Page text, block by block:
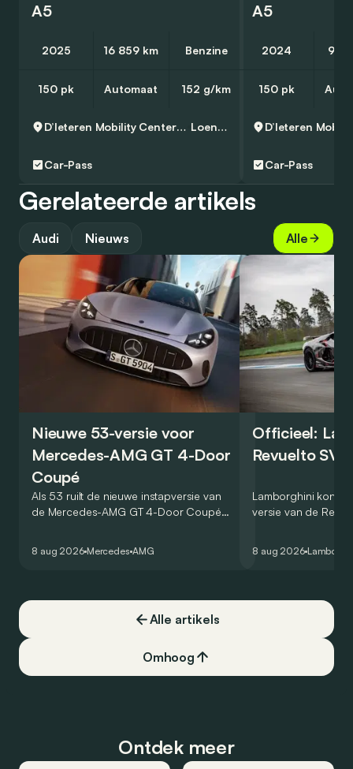
A5
2025 16 859 km Benzine
150 pk Automaat 152 g/km
D’Ieteren Mobility Center Loenhout Loenhout
Car-Pass
A5
2024 9
150 pk
Car-Pass
Gerelateerde artikels
Audi Nieuws Alle
Nieuwe 53-versie voor
Mercedes-AMG GT 4-Door
Coupé
Als 53 ruilt de nieuwe instapversie van
de Mercedes-AMG GT 4-Door Coupé
8 aug 2026 Mercedes AMG
Officieel:
Revuelto SV
Lamborghini
versie van de
een record voor
8 aug 2026
Alle artikels
Omhoog
Ontdek meer